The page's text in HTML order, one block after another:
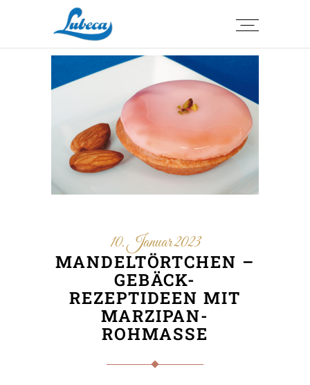
10. Januar 2023
MANDELTÖRTCHEN –
GEBÄCK-
REZEPTIDEEN MIT
MARZIPAN-
ROHMASSE